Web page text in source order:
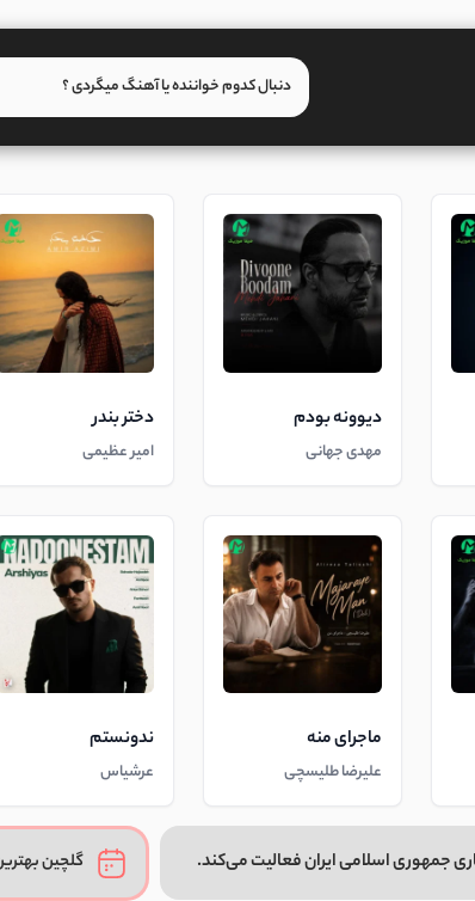
دیوونه بودم
مهدی جهانی
دختر بندر
امیر عظیمی
ماجرای منه
علیرضا طلیسچی
ندونستم
عرشیاس
جمهوری اسلامی ایران فعالیت می‌کند. گلچین